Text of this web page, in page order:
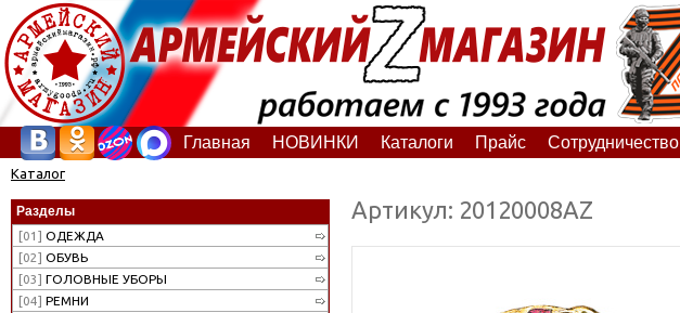
Главная НОВИНКИ Каталоги Прайс Сотрудничество
Каталог
Разделы
[01] ОДЕЖДА
[02] ОБУВЬ
[03] ГОЛОВНЫЕ УБОРЫ
[04] РЕМНИ
Артикул: 20120008АZ